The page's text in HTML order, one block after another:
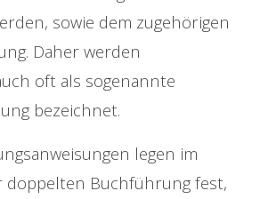
sowie dem zugehörigen
Daher werden
oft als sogenannte
bezeichnet.
legen im
doppelten Buchführung fest,